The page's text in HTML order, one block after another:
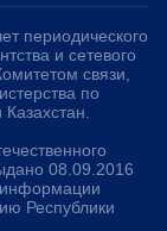
периодического
и сетевого
связи,
по
08.09.2016
Республики